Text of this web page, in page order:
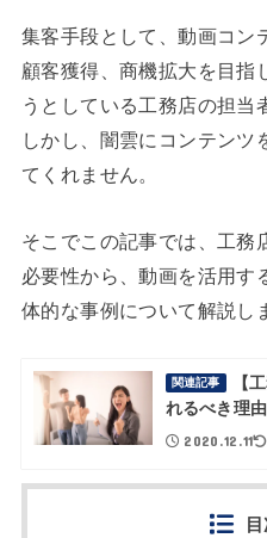
集客手段として、動画コン
顧客獲得、商機拡大を目指
うとしている工務店の担当
しかし、闇雲にコンテンツ
てくれません。
そこでこの記事では、工務
必要性から、動画を活用す
体的な事例について解説し
関連記事
【
れるべき理
2020.12.11